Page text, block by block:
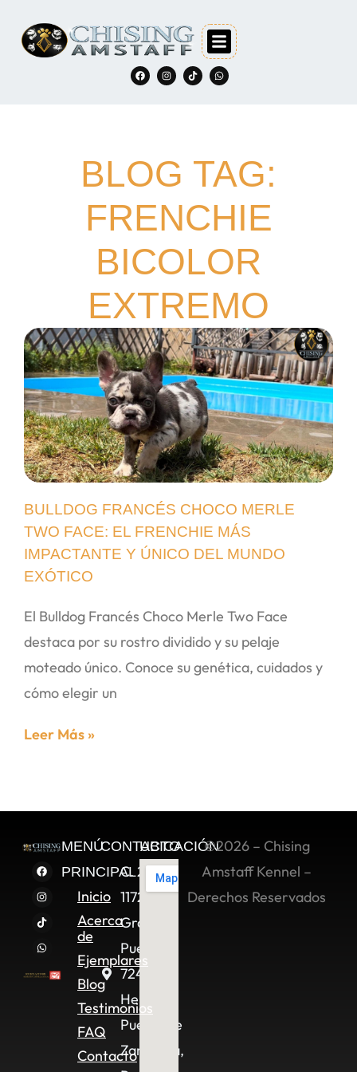
BLOG TAG:
FRENCHIE
BICOLOR
EXTREMO
BULLDOG FRANCÉS CHOCO MERLE
TWO FACE: EL FRENCHIE MÁS
IMPACTANTE Y ÚNICO DEL MUNDO
EXÓTICO
El Bulldog Francés Choco Merle Two Face
destaca por su rostro dividido y su pelaje
moteado único. Conoce su genética, cuidados y
cómo elegir un
Leer Más »
MENÚ
PRINCIPAL
Inicio
Acerca
de
Ejemplares
Blog
Testimonios
FAQ
Contacto
CONTACTO
C. 2 Sur
11722,
Granjas
Puebla,
72490
Heroica
Puebla de
Zaragoza,
UBICACIÓN©2026 – Chising
Amstaff Kennel –
Derechos Reservados